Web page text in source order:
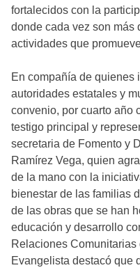
fortalecidos con la
donde cada vez son más
actividades que
En compañía de quienes
autoridades estatales y
convenio, por cuarto año
testigo principal y
secretaria de Fomento y
Ramírez Vega, quien
de la mano con la
bienestar de las familias
de las obras que se han
educación y desarrollo
Relaciones
Evangelista destacó que